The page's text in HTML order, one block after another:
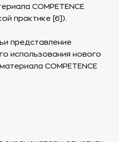
COMPETENCE
практике [6]).
представление
использования нового
COMPETENCE